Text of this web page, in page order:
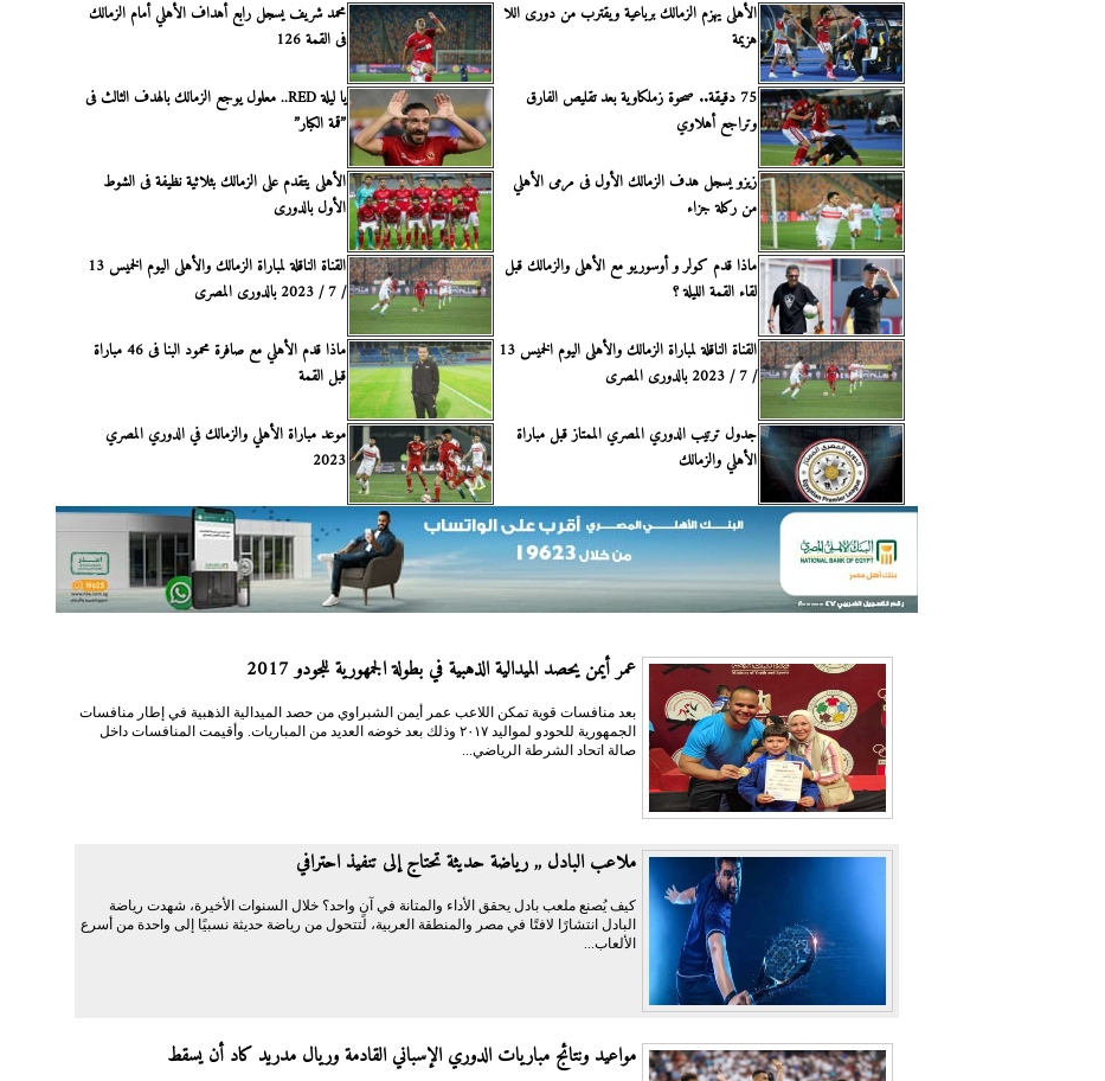
الأهلى يهزم الزمالك برباعية ويقترب من دورى اللا
هزيمة
محمد شريف يسجل رابع أهداف الأهلي أمام الزمالك
فى القمة 126
75 دقيقة.. صحوة زملكاوية بعد تقليص الفارق
وتراجع أهلاوي
يا ليلة RED.. معلول يوجع الزمالك بالهدف الثالث فى
”قمة الكبار”
زيزو يسجل هدف الزمالك الأول فى مرمى الأهلي
من ركلة جزاء
الأهلى يتقدم على الزمالك بثلاثية نظيفة فى الشوط
الأول بالدورى
ماذا قدم كولر و أوسوريو مع الأهلى والزمالك قبل
لقاء القمة الليلة ؟
القناة الناقلة لمباراة الزمالك والأهلى اليوم الخميس 13
/ 7 / 2023 بالدورى المصرى
القناة الناقلة لمباراة الزمالك والأهلى اليوم الخميس 13
/ 7 / 2023 بالدورى المصرى
ماذا قدم الأهلي مع صافرة محمود البنا فى 46 مباراة
قبل القمة
جدول ترتيب الدوري المصري الممتاز قبل مباراة
الأهلي والزمالك
موعد مباراة الأهلي والزمالك في الدوري المصري
2023
عمر أيمن يحصد الميدالية الذهبية في بطولة الجمهورية للجودو 2017
بعد منافسات قوية تمكن اللاعب عمر أيمن الشبراوي من حصد الميدالية الذهبية في إطار منافسات
الجمهورية للحودو لمواليد ٢٠١٧ وذلك بعد خوضه العديد من المباريات. وأقيمت المنافسات داخل
صالة اتحاد الشرطة الرياضي...
ملاعب البادل ,, رياضة حديثة تحتاج إلى تنفيذ احترافي
كيف يُصنع ملعب بادل يحقق الأداء والمتانة في آنٍ واحد؟ خلال السنوات الأخيرة، شهدت رياضة
البادل انتشارًا لافتًا في مصر والمنطقة العربية، لتتحول من رياضة حديثة نسبيًا إلى واحدة من أسرع
الألعاب...
مواعيد ونتائج مباريات الدوري الإسباني القادمة وريال مدريد كاد أن يسقط